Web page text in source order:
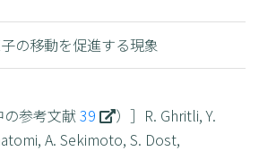
の移動を促進する現象
の参考文献39
）］R. Ghritli, Y.
A. Sekimoto, S. Dost,